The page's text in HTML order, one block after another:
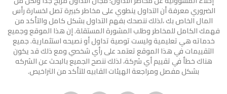
الضروري معرفة أن التداول ينطوي على مخاطر كبيرة تصل لخسارة رأس
المال الخاص بك ،لذلك ننصحك بفهم التداول بشكل كامل والتأكد من
فهمك الكامل للمخاطر وطلب المشورة المستقلة. إن هذا الموقع وجميع
خدماته هي تعليمية وليست توصية تداول أو نصيحه استثمارية. جميع
التقييمات في هذا الموقع تعتمد على رأي شخصي ومع ذلك قد يكون
هناك خطأ في تقييم أي شركة، لذلك ننصح الجميع بالبحث عن الشركه
بشكل مفصل ومراجعة الهيئات القابيه للتأكد من التراخيص.